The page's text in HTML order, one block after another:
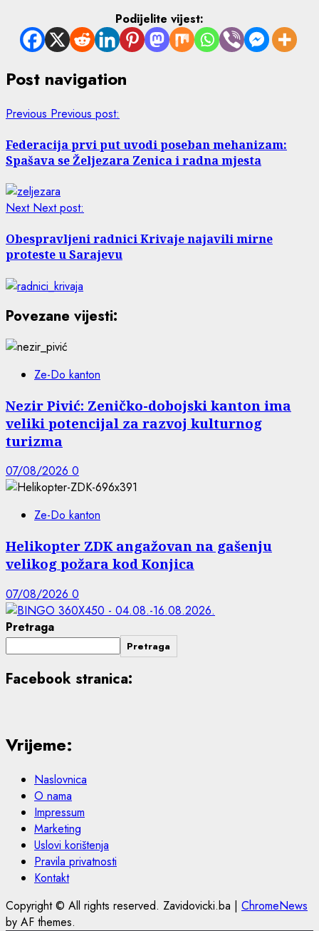
Podijelite vijest:
Post navigation
Previous Previous post:
Federacija prvi put uvodi poseban mehanizam:
Spašava se Željezara Zenica i radna mjesta
Next Next post:
Obespravljeni radnici Krivaje najavili mirne
proteste u Sarajevu
Povezane vijesti:
Ze-Do kanton
Nezir Pivić: Zeničko-dobojski kanton ima
veliki potencijal za razvoj kulturnog
turizma
07/08/2026 0
Ze-Do kanton
Helikopter ZDK angažovan na gašenju
velikog požara kod Konjica
07/08/2026 0
Pretraga
Pretraga
Facebook stranica:
Vrijeme:
Naslovnica
O nama
Impressum
Marketing
Uslovi korištenja
Pravila privatnosti
Kontakt
Copyright © All rights reserved. Zavidovicki.ba | ChromeNews
by AF themes.